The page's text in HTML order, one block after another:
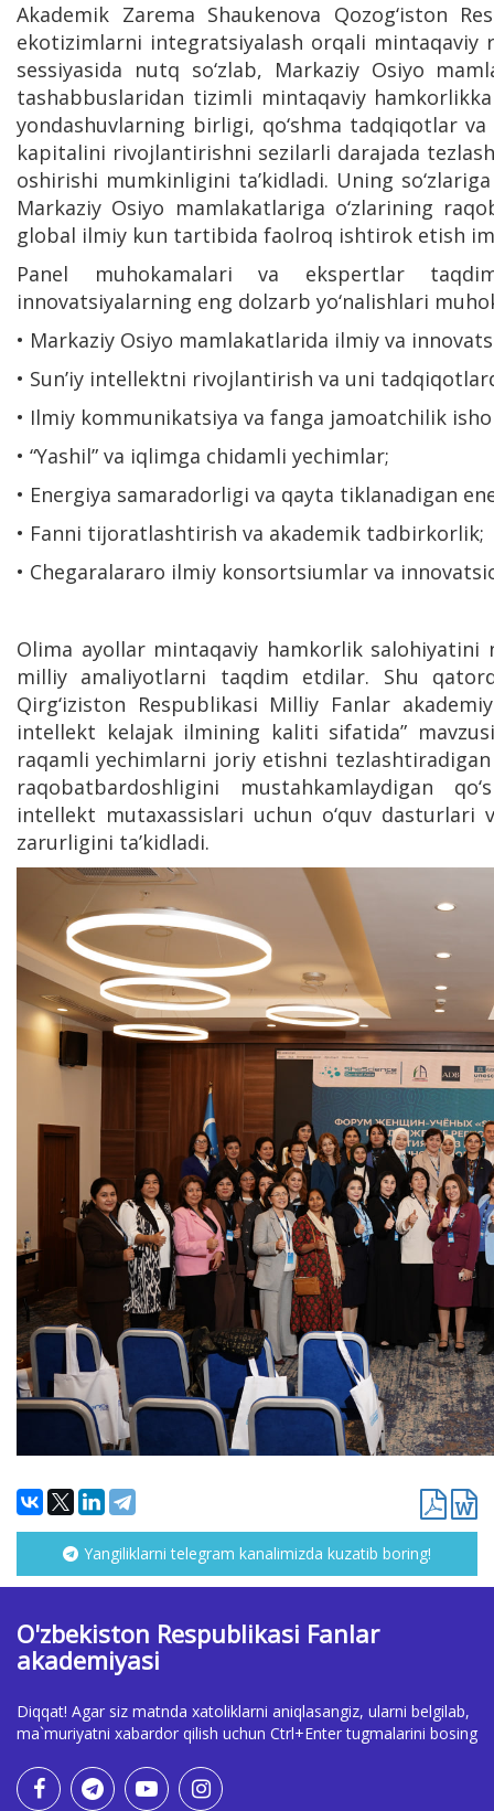
Akademik Zarema Shaukenova Qozog‘iston
ekotizimlarni integratsiyalash orqali mintaqaviy
sessiyasida nutq so‘zlab, Markaziy Osiyo
tashabbuslaridan tizimli mintaqaviy
yondashuvlarning birligi, qo‘shma tadqiqotlar
kapitalini rivojlantirishni sezilarli darajada
oshirishi mumkinligini ta’kidladi. Uning
Markaziy Osiyo mamlakatlariga o‘zlarining
global ilmiy kun tartibida faolroq ishtirok etish
Panel muhokamalari va ekspertlar
innovatsiyalarning eng dolzarb yo‘nalishlari
• Markaziy Osiyo mamlakatlarida ilmiy va
• Sun’iy intellektni rivojlantirish va uni
• Ilmiy kommunikatsiya va fanga jamoatchilik
• “Yashil” va iqlimga chidamli yechimlar;
• Energiya samaradorligi va qayta tiklanadigan
• Fanni tijoratlashtirish va akademik tadbirkorlik;
• Chegaralararo ilmiy konsortsiumlar va
Olima ayollar mintaqaviy hamkorlik
milliy amaliyotlarni taqdim etdilar. Shu
Qirg‘iziston Respublikasi Milliy Fanlar
intellekt kelajak ilmining kaliti sifatida”
raqamli yechimlarni joriy etishni
raqobatbardoshligini mustahkamlaydigan
intellekt mutaxassislari uchun o‘quv
zarurligini ta’kidladi.
Yangiliklarni telegram kanalimizda kuzatib boring!
O'zbekiston Respublikasi Fanlar
akademiyasi
Diqqat! Agar siz matnda xatoliklarni aniqlasangiz, ularni belgilab,
ma`muriyatni xabardor qilish uchun Ctrl+Enter tugmalarini bosing